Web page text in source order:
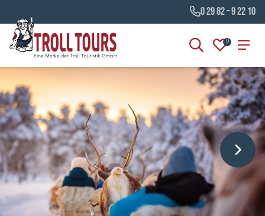
0 29 82 – 9 22 10
0